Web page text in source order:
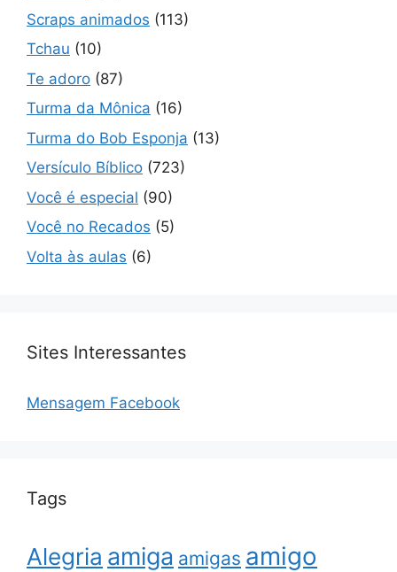
Scraps animados (113)
Tchau (10)
Te adoro (87)
Turma da Mônica (16)
Turma do Bob Esponja (13)
Versículo Bíblico (723)
Você é especial (90)
Você no Recados (5)
Volta às aulas (6)
Sites Interessantes
Mensagem Facebook
Tags
Alegria amiga amigas amigo